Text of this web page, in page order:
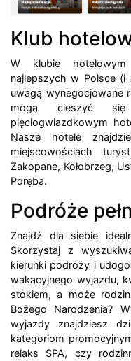
Klub
W klubie hotelowym
najlepszych w Polsce (i
uwagą wynegocjowane
mogą cieszyć
pięciogwiazdkowym
Nasze hotele
miejscowościach
Zakopane, Kołobrzeg,
Poręba.
Podróże
Znajdź dla siebie
Skorzystaj z
kierunki podróży i
wakacyjnego wyjazdu,
stokiem, a może
Bożego Narodzenia?
wyjazdy znajdziesz
kategoriom
relaks SPA, czy